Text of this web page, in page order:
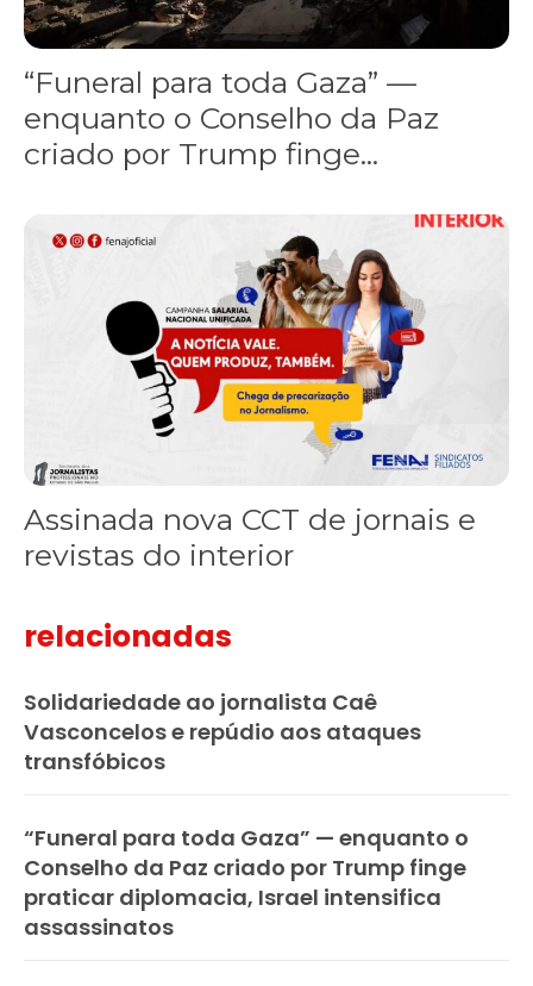
“Funeral para toda Gaza” —
enquanto o Conselho da Paz
criado por Trump finge...
Assinada nova CCT de jornais e revistas do interior
Assinada nova CCT de jornais e
revistas do interior
relacionadas
Solidariedade ao jornalista Caê
Vasconcelos e repúdio aos ataques
transfóbicos
“Funeral para toda Gaza” — enquanto o
Conselho da Paz criado por Trump finge
praticar diplomacia, Israel intensifica
assassinatos